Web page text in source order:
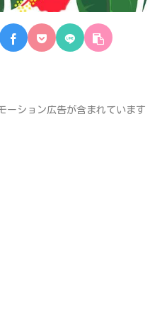
ーション広告が含まれています